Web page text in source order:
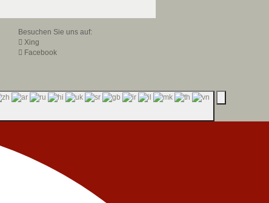
Besuchen Sie uns auf:
Xing
Facebook